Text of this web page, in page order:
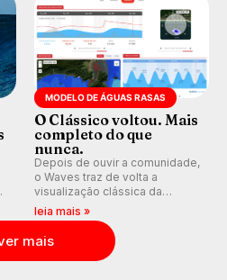
MODELO DE ÁGUAS RASAS
O Clássico voltou. Mais
completo do que
nunca.
Depois de ouvir a comunidade,
o Waves traz de volta a
visualização clássica da
previsão de águas rasas,
agora integrada à nova
plataforma e com previsão das
ondas para até 16 dias.
leia mais »
mais